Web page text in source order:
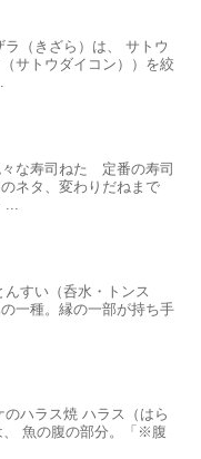
（きざら）は、 サトウ
サトウダイコン））を絞
な寿司ねた 定番の寿司
ネタ、変わりだねまで
すい（呑水・トンス
一種。縁の一部が持ち手
ハラス焼 ハラス（はら
、 魚の腹の部分。「※腹